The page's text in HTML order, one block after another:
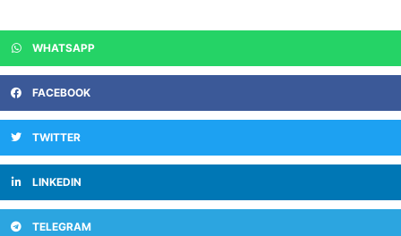
WHATSAPP
FACEBOOK
TWITTER
LINKEDIN
TELEGRAM